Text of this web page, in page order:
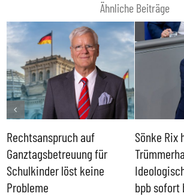
Ähnliche Beiträge
Rechtsanspruch auf
Ganztagsbetreuung für
Schulkinder löst keine
Probleme
Sönke Rix
bpb sofort